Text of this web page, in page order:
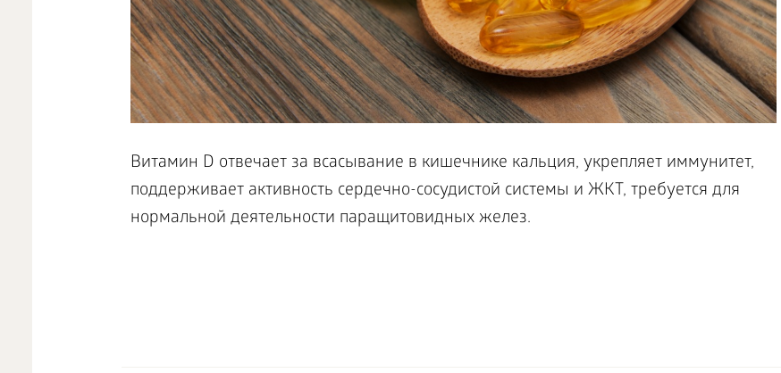
Витамин D отвечает за всасывание в кишечнике кальция, укрепляет иммунитет,
поддерживает активность сердечно-сосудистой системы и ЖКТ, требуется для
нормальной деятельности паращитовидных желез.